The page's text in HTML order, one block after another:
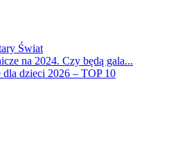
Świat
na 2024. Czy będą gala...
dzieci 2026 – TOP 10